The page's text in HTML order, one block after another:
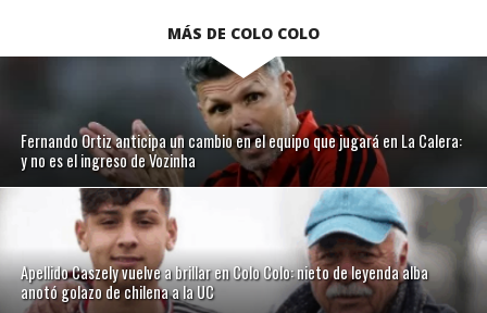
MÁS DE COLO COLO
Fernando Ortiz anticipa un cambio en el equipo que jugará en La Calera:
y no es el ingreso de Vozinha
Apellido Caszely vuelve a brillar en Colo Colo: nieto de leyenda alba
anotó golazo de chilena a la UC